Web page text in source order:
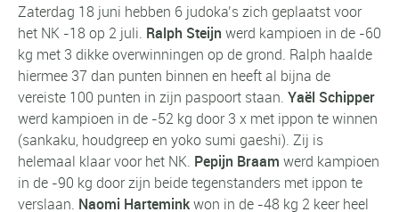
Zaterdag 18 juni hebben 6 judoka’s zich geplaatst voor
het NK -18 op 2 juli. Ralph Steijn werd kampioen in de -60
kg met 3 dikke overwinningen op de grond. Ralph haalde
hiermee 37 dan punten binnen en heeft al bijna de
vereiste 100 punten in zijn paspoort staan. Yaël Schipper
werd kampioen in de -52 kg door 3 x met ippon te winnen
(sankaku, houdgreep en yoko sumi gaeshi). Zij is
helemaal klaar voor het NK. Pepijn Braam werd kampioen
in de -90 kg door zijn beide tegenstanders met ippon te
verslaan. Naomi Harteminkwon in de -48 kg 2 keer heel